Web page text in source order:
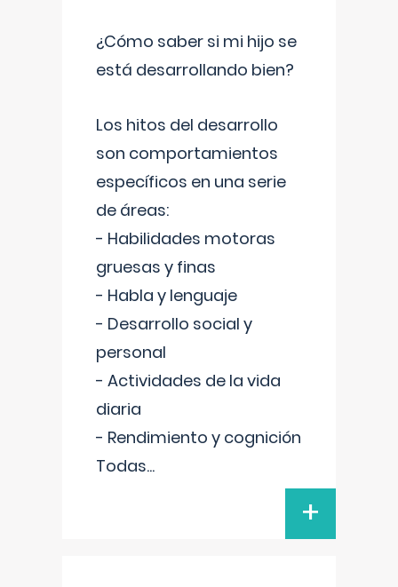
¿Cómo saber si mi hijo se
está desarrollando bien?
Los hitos del desarrollo
son comportamientos
específicos en una serie
de áreas:
- Habilidades motoras
gruesas y finas
- Habla y lenguaje
- Desarrollo social y
personal
- Actividades de la vida
diaria
- Rendimiento y cognición
Todas...
+